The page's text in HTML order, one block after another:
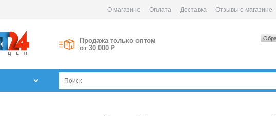
О магазине Оплата Доставка Отзывы о магазине
Продажа только оптом
от 30 000 ₽